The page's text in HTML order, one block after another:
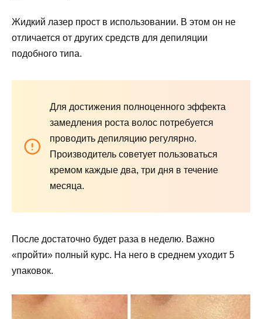
Жидкий лазер прост в использовании. В этом он не
отличается от других средств для депиляции
подобного типа.
Для достижения полноценного эффекта
замедления роста волос потребуется
проводить депиляцию регулярно.
Производитель советует пользоваться
кремом каждые два, три дня в течение
месяца.
После достаточно будет раза в неделю. Важно
«пройти» полный курс. На него в среднем уходит 5
упаковок.